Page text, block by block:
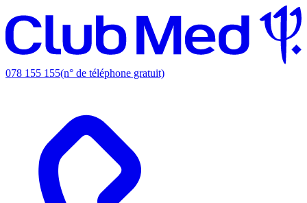
078 155 155(n° de téléphone gratuit)